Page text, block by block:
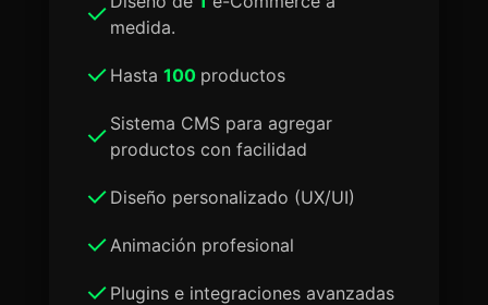
medida.
Hasta 100 productos
Sistema CMS para agregar
productos con facilidad
Diseño personalizado (UX/UI)
Animación profesional
Plugins e integraciones avanzadas